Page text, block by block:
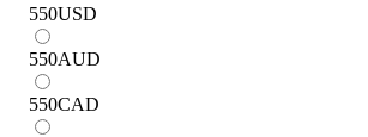
550USD
550AUD
550CAD